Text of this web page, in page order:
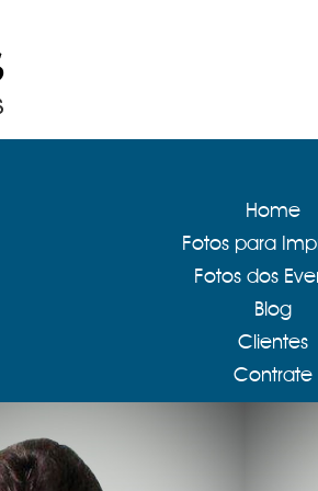
Home
Fotos para
Fotos dos
Blog
Clientes
Contrate